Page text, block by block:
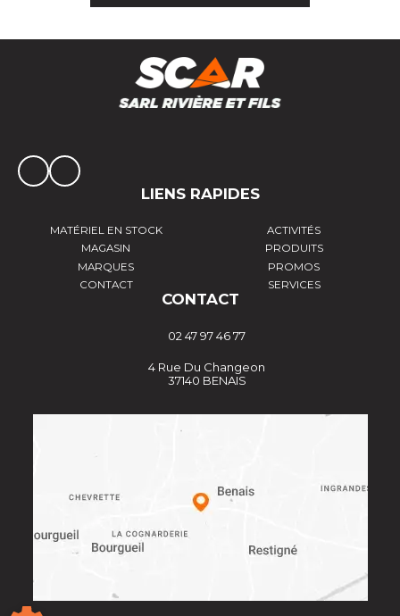
LIENS RAPIDES
MATÉRIEL EN STOCK
ACTIVITÉS
MAGASIN
PRODUITS
MARQUES
PROMOS
CONTACT
SERVICES
CONTACT
02 47 97 46 77
4 Rue Du Changeon
37140 BENAIS